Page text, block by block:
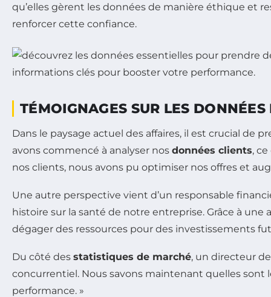
qu’elles gèrent les données de manière éthique et
renforcer cette confiance.
TÉMOIGNAGES SUR LES
Dans le paysage actuel des affaires, il est crucial de
avons commencé à analyser nos données clients,
nos clients, nous avons pu optimiser nos offres et
Une autre perspective vient d’un responsable
histoire sur la santé de notre entreprise. Grâce à une
dégager des ressources pour des investissements
Du côté des statistiques de marché, un directeur
concurrentiel. Nous savons maintenant quelles
performance. »